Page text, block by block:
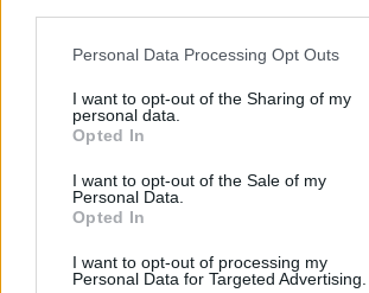
Personal Data Processing Opt Outs
I want to opt-out of the Sharing of my
personal data.
Opted In
I want to opt-out of the Sale of my
Personal Data.
Opted In
I want to opt-out of processing my
Personal Data for Targeted Advertising.
Lietuvę sava laiko ir Paryžiaus,